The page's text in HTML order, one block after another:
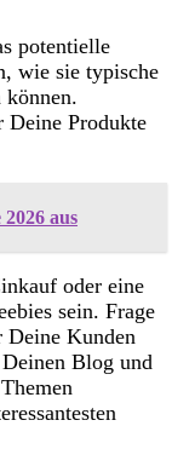
potentielle
wie sie typische
können.
Deine Produkte
aus
oder eine
sein. Frage
Deine Kunden
Blog und